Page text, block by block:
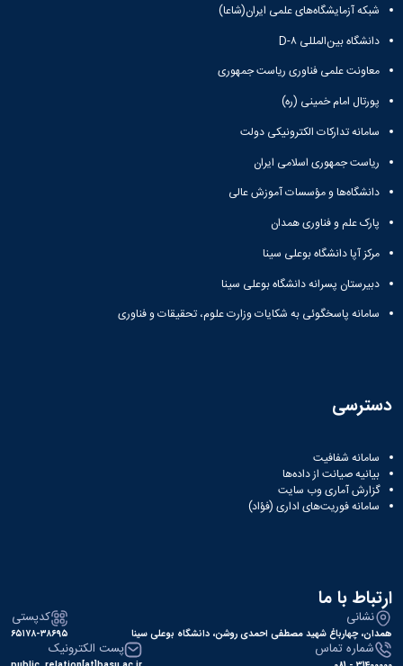
شبکه آزمایشگاه‌های علمی ایران(شاعا)
دانشگاه بین‌المللی D-۸
معاونت علمی فناوری ریاست جمهوری
پورتال امام خمینی (ره)
سامانه تدارکات الکترونیکی دولت
ریاست جمهوری اسلامی ایران
دانشگاه‌ها و مؤسسات آموزش عالی
پارک علم و فناوری همدان
مرکز آپا دانشگاه بوعلی سینا
دبیرستان پسرانه دانشگاه بوعلی سینا
سامانه پاسخگوئی به شکایات وزارت علوم، تحقیقات و فناوری
دسترسی
سامانه شفافیت
بیانیه صیانت از داده‌ها
گزارش آماری وب‌ سایت
سامانه فوریت‌های اداری (فؤاد)
ارتباط با ما
نشانی
همدان، چهارباغ شهید مصطفی احمدی روشن، دانشگاه بوعلی سینا
کدپستی
۶۵۱۷۸-۳۸۶۹۵
شماره تماس پست الکترونیک